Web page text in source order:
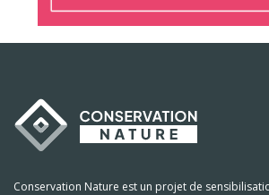
Conservation Nature est un projet de